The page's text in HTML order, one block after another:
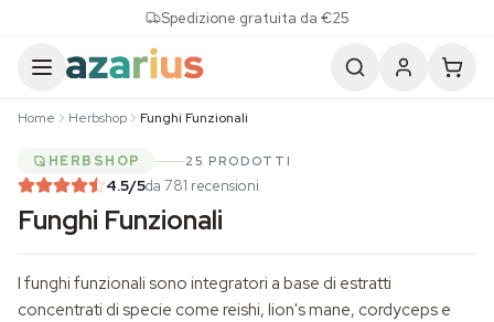
Spedizione gratuita da €25
Home Herbshop Funghi Funzionali
HERBSHOP 25 PRODOTTI
4.5/5da 781 recensioni
Funghi Funzionali
I funghi funzionali sono integratori a base di estratti
concentrati di specie come reishi, lion's mane, cordyceps e